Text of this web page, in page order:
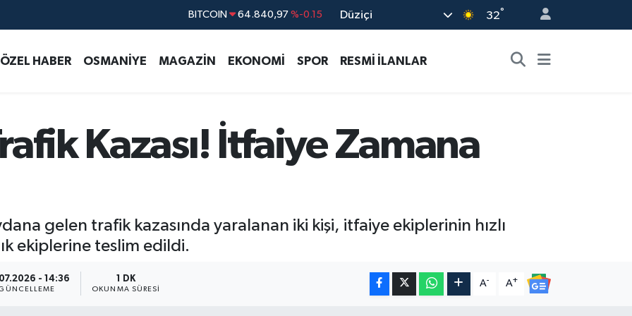
DOLAR 47,7436 %0.18
STERLİN 64,4811 %0.38
BITCOIN 64.840,97 %-0.15
Düziçi 32°
ÖZEL HABER OSMANİYE MAGAZİN EKONOMİ SPOR RESMİ İLANLAR
Kazası! İtfaiye Zamana
gelen trafik kazasında yaralanan iki kişi, itfaiye ekiplerinin hızlı
ekiplerine teslim edildi.
- 14:36 1 DK
OKUNMA SÜRESI
A- A+